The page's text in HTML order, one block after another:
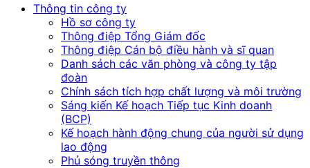
Thông tin công ty
Hồ sơ công ty
Thông điệp Tổng Giám đốc
Thông điệp Cán bộ điều hành và sĩ quan
Danh sách các văn phòng và công ty tập
đoàn
Chính sách tích hợp chất lượng và môi trường
Sáng kiến Kế hoạch Tiếp tục Kinh doanh
(BCP)
Kế hoạch hành động chung của người sử dụng
lao động
Phủ sóng truyền thông